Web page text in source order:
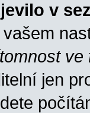
v
vašem
ve
jen